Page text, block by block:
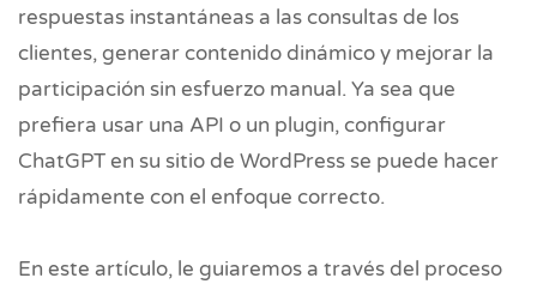
respuestas instantáneas a las consultas de los
clientes, generar contenido dinámico y mejorar la
participación sin esfuerzo manual. Ya sea que
prefiera usar una API o un plugin, configurar
ChatGPT en su sitio de WordPress se puede hacer
rápidamente con el enfoque correcto.
En este artículo, le guiaremos a través del proceso